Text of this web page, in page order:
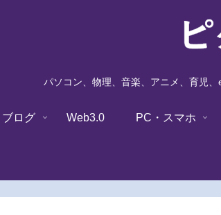
パソコン、物理、音楽、アニメ、育児
ブログ Web3.0 PC・スマホ